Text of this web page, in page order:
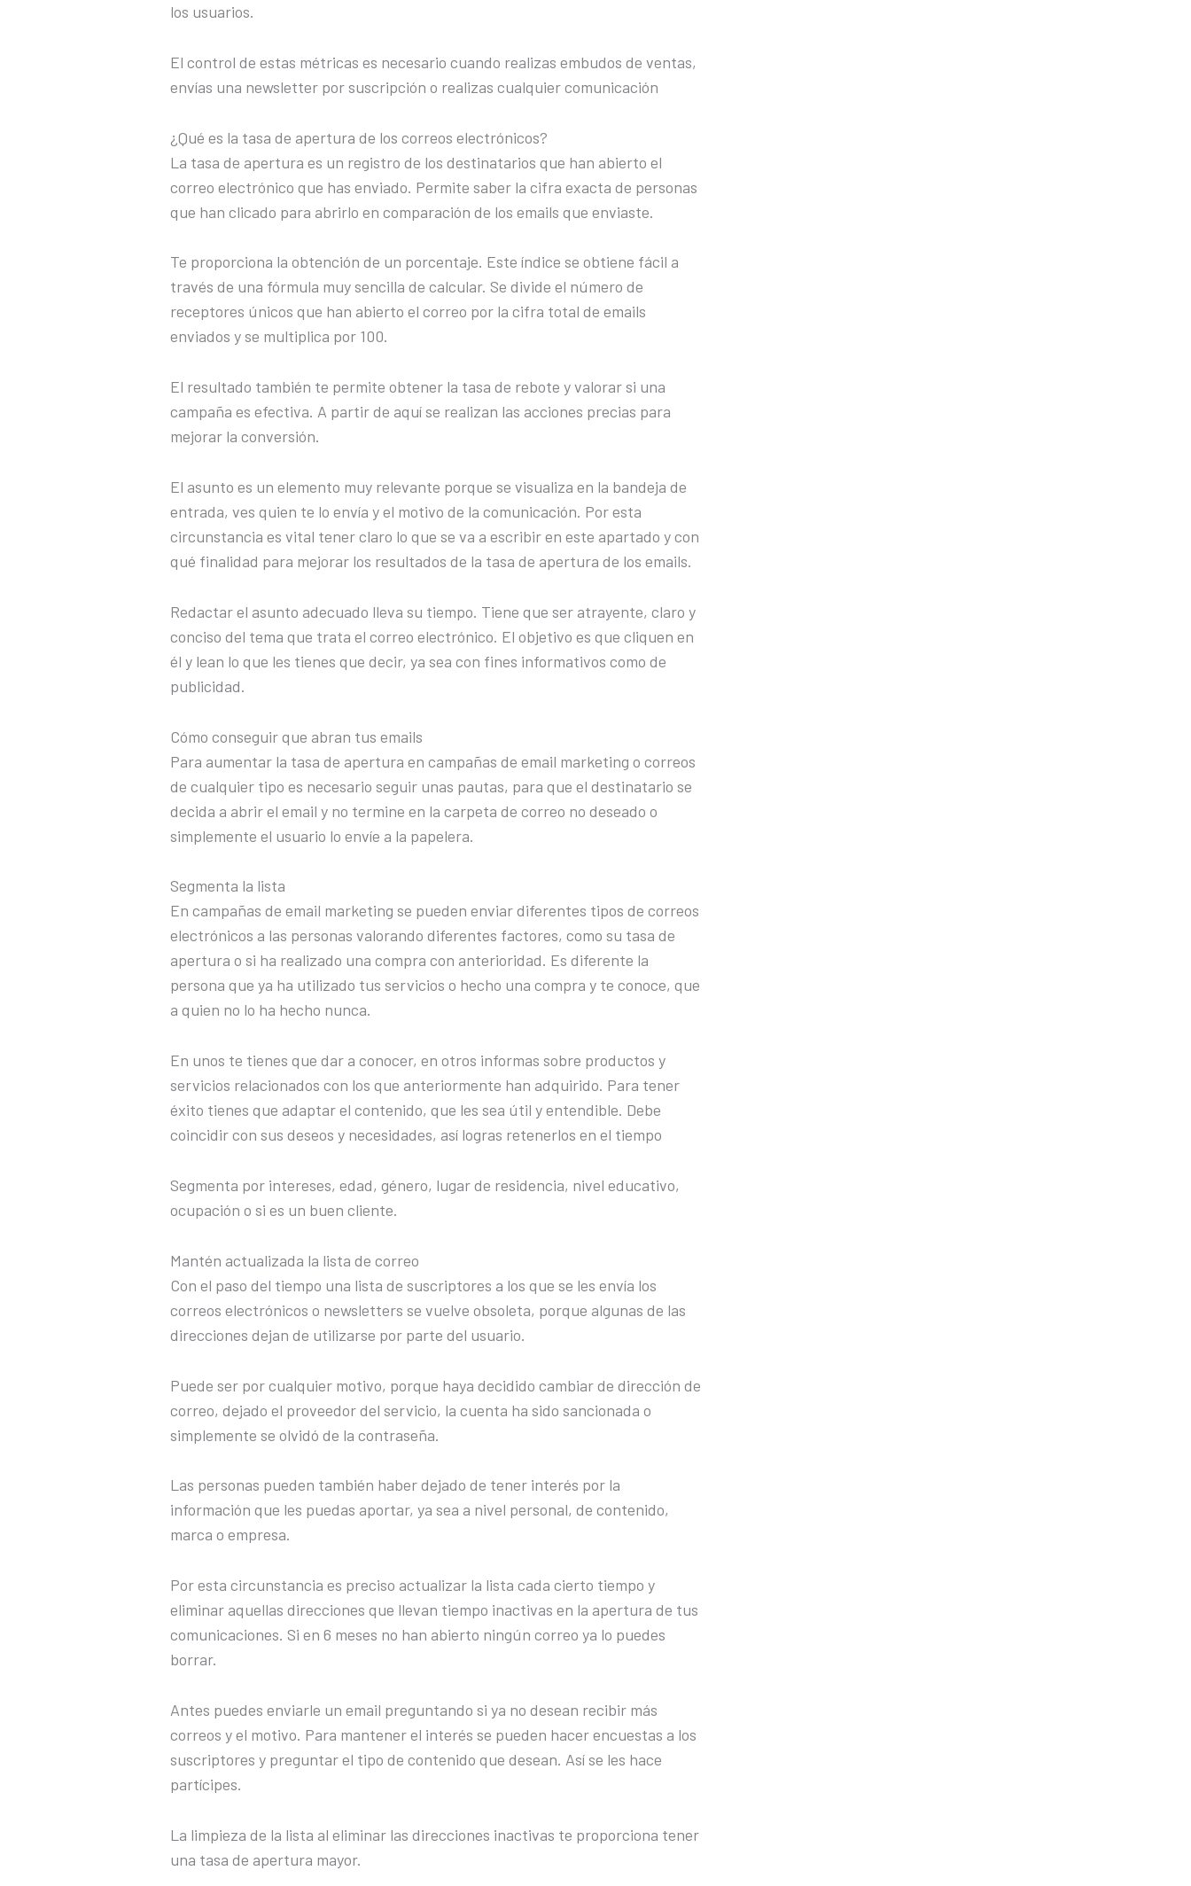
los usuarios.
El control de estas métricas es necesario cuando realizas embudos de ventas,
envías una newsletter por suscripción o realizas cualquier comunicación
¿Qué es la tasa de apertura de los correos electrónicos?
La tasa de apertura es un registro de los destinatarios que han abierto el
correo electrónico que has enviado. Permite saber la cifra exacta de personas
que han clicado para abrirlo en comparación de los emails que enviaste.
Te proporciona la obtención de un porcentaje. Este índice se obtiene fácil a
través de una fórmula muy sencilla de calcular. Se divide el número de
receptores únicos que han abierto el correo por la cifra total de emails
enviados y se multiplica por 100.
El resultado también te permite obtener la tasa de rebote y valorar si una
campaña es efectiva. A partir de aquí se realizan las acciones precias para
mejorar la conversión.
El asunto es un elemento muy relevante porque se visualiza en la bandeja de
entrada, ves quien te lo envía y el motivo de la comunicación. Por esta
circunstancia es vital tener claro lo que se va a escribir en este apartado y con
qué finalidad para mejorar los resultados de la tasa de apertura de los emails.
Redactar el asunto adecuado lleva su tiempo. Tiene que ser atrayente, claro y
conciso del tema que trata el correo electrónico. El objetivo es que cliquen en
él y lean lo que les tienes que decir, ya sea con fines informativos como de
publicidad.
Cómo conseguir que abran tus emails
Para aumentar la tasa de apertura en campañas de email marketing o correos
de cualquier tipo es necesario seguir unas pautas, para que el destinatario se
decida a abrir el email y no termine en la carpeta de correo no deseado o
simplemente el usuario lo envíe a la papelera.
Segmenta la lista
En campañas de email marketing se pueden enviar diferentes tipos de correos
electrónicos a las personas valorando diferentes factores, como su tasa de
apertura o si ha realizado una compra con anterioridad. Es diferente la
persona que ya ha utilizado tus servicios o hecho una compra y te conoce, que
a quien no lo ha hecho nunca.
En unos te tienes que dar a conocer, en otros informas sobre productos y
servicios relacionados con los que anteriormente han adquirido. Para tener
éxito tienes que adaptar el contenido, que les sea útil y entendible. Debe
coincidir con sus deseos y necesidades, así logras retenerlos en el tiempo
Segmenta por intereses, edad, género, lugar de residencia, nivel educativo,
ocupación o si es un buen cliente.
Mantén actualizada la lista de correo
Con el paso del tiempo una lista de suscriptores a los que se les envía los
correos electrónicos o newsletters se vuelve obsoleta, porque algunas de las
direcciones dejan de utilizarse por parte del usuario.
Puede ser por cualquier motivo, porque haya decidido cambiar de dirección de
correo, dejado el proveedor del servicio, la cuenta ha sido sancionada o
simplemente se olvidó de la contraseña.
Las personas pueden también haber dejado de tener interés por la
información que les puedas aportar, ya sea a nivel personal, de contenido,
marca o empresa.
Por esta circunstancia es preciso actualizar la lista cada cierto tiempo y
eliminar aquellas direcciones que llevan tiempo inactivas en la apertura de tus
comunicaciones. Si en 6 meses no han abierto ningún correo ya lo puedes
borrar.
Antes puedes enviarle un email preguntando si ya no desean recibir más
correos y el motivo. Para mantener el interés se pueden hacer encuestas a los
suscriptores y preguntar el tipo de contenido que desean. Así se les hace
partícipes.
La limpieza de la lista al eliminar las direcciones inactivas te proporciona tener
una tasa de apertura mayor.